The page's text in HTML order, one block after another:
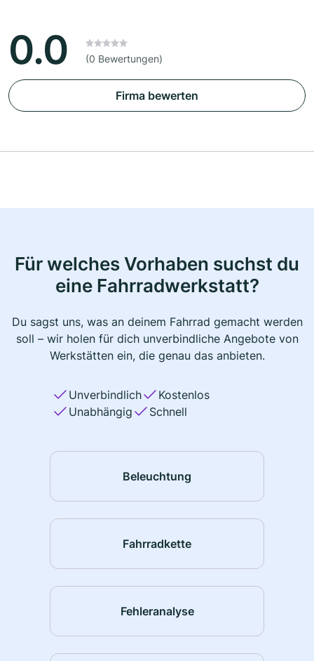
0.0 (0 Bewertungen)
Firma bewerten
Für welches Vorhaben suchst du
eine Fahrradwerkstatt?
Du sagst uns, was an deinem Fahrrad gemacht werden
soll – wir holen für dich unverbindliche Angebote von
Werkstätten ein, die genau das anbieten.
Unverbindlich
Kostenlos
Unabhängig
Schnell
Beleuchtung
Fahrradkette
Fehleranalyse